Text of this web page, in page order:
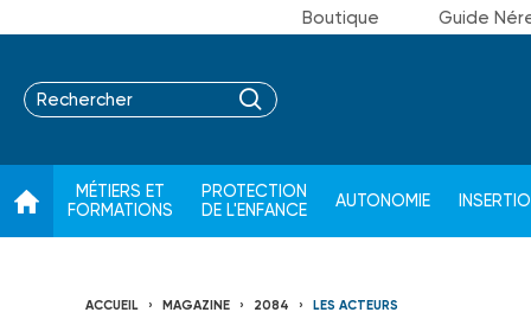
Boutique Guide
MÉTIERS ET
FORMATIONS
PROTECTION
DE L'ENFANCE
AUTONOMIE
ACCUEIL MAGAZINE 2084 LES ACTEURS